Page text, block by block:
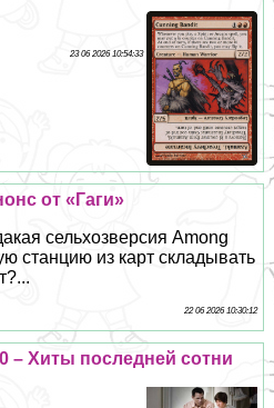
23 06 2026 10:54:33
от «Гаги»
сельхозверсия Among
станцию из карт складывать
22 06 2026 10:30:12
– Хиты последней сотни